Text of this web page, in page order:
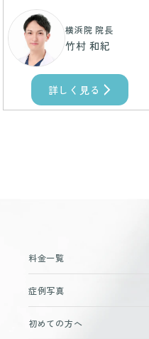
横浜院 院長
竹村 和紀
詳しく見る
料金一覧
症例写真
初めての方へ